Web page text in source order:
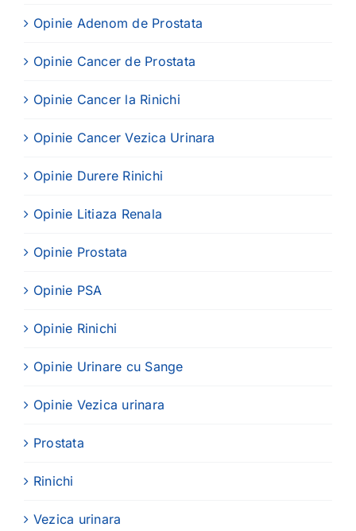
Opinie Adenom de Prostata
Opinie Cancer de Prostata
Opinie Cancer la Rinichi
Opinie Cancer Vezica Urinara
Opinie Durere Rinichi
Opinie Litiaza Renala
Opinie Prostata
Opinie PSA
Opinie Rinichi
Opinie Urinare cu Sange
Opinie Vezica urinara
Prostata
Rinichi
Vezica urinara